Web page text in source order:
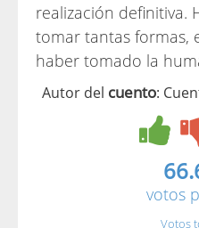
realización definitiva.
tomar tantas formas,
haber tomado la
Autor del cuento:
votos
Votos